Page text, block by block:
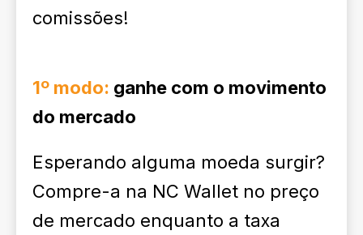
comissões!
1º modo: ganhe com o movimento
do mercado
Esperando alguma moeda surgir?
Compre-a na NC Wallet no preço
de mercado enquanto a taxa